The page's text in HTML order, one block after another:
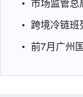
跨境冷链班
前7月广州